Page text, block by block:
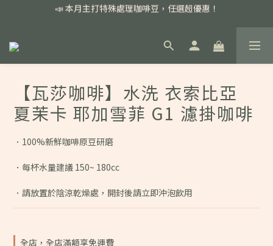
📣 本月主打特殊處理咖啡豆，任選超優惠！
📣 本月主打特殊處理咖啡豆，任選超優惠！
📣 本月主打特殊處理咖啡豆，任選超優惠！
【瓦莎咖啡】水洗 衣索比亞
夏茉卡 耶加雪菲 G1 濾掛咖啡
．100%新鮮咖啡原豆研磨
．每杯水量建議 150~ 180cc
．請放置於陰涼乾燥處，開封後請立即沖泡飲用
全店，全店滿額享免運費